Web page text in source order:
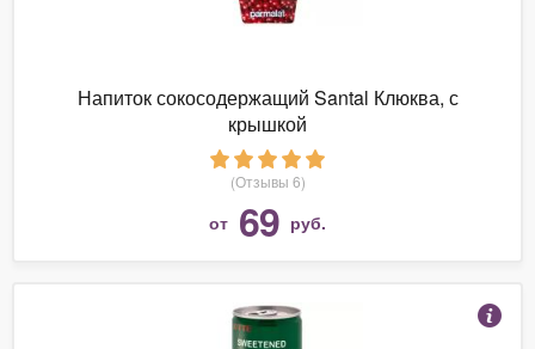
Напиток сокосодержащий Santal Клюква, с
крышкой
(Отзывы 6)
от 69 руб.